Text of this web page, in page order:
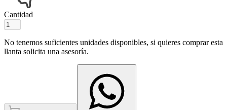
Cantidad
No tenemos suficientes unidades disponibles, si quieres comprar esta
llanta solicita una asesoría.